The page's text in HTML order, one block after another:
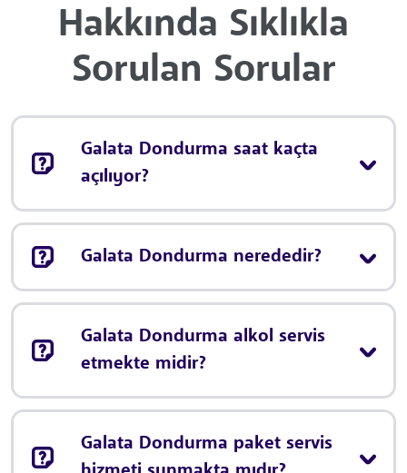
Hakkında Sıklıkla
Sorulan Sorular
Galata Dondurma saat kaçta
açılıyor?
Galata Dondurma nerededir?
Galata Dondurma alkol servis
etmekte midir?
Galata Dondurma paket servis